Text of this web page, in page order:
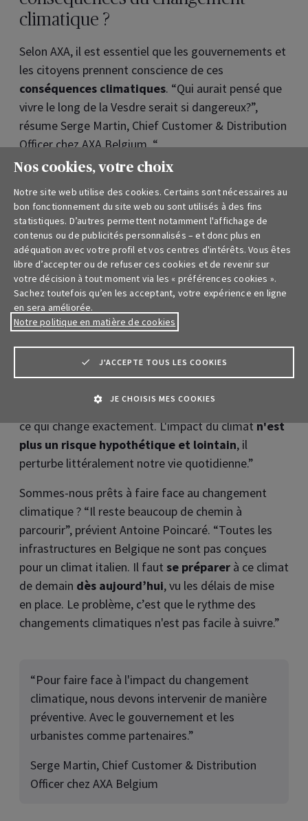
climatique ?
Selon AXA, il est essentiel que les gouvernements et
les citoyens prennent conscience de ces
conséquences climatiques. “Qui aurait pensé que
vivre le long de la Vesdre serait si dangereux?”,
résume Serge Martin, Chief Customer & Distribution
Officer chez AXA Belgium. “
AXA rend cet impact climatique plus concret grâce à
l'AXA Climate School, une plateforme
d'apprentissage en ligne sur le changement
climatique, développée avec des experts
internationaux. L'AXA Climate School est désormais
obligatoire pour les 3.000 employés d'AXA Belgium.
Et, en collaboration avec GoodPlanet Belgium, AXA
organise descours et des ateliers dans les écoles
secondaires.Les courtiers et les clients
“Si Namur évolue vers le climat de Bordeaux, cela
Serge Martin. “Mais tout le monde doit comprendre
ce qui change exactement. L'impact du climatn'est
plus un risque hypothétique et lointain, il
perturbe littéralement notre vie quotidienne.”
Sommes-nous prêts à faire face au changement
climatique ? “Il reste beaucoup de chemin à
parcourir”, prévient Antoine Poincaré. “Toutes les
infrastructures en Belgique ne sont pas conçues
pour un climat italien. Il faut se préparer à ce climat
de demain dès aujourd’hui, vu les délais de mise
en place. Le problème, c’est que le rythme des
changements climatiques n'est pas facile à suivre.”
“Pour faire face à l'impact du changement
climatique, nous devons intervenir de manière
préventive. Avec le gouvernement et les
urbanistes comme partenaires.”
Serge Martin, Chief Customer & Distribution
Officer chez AXA Belgium
Nos cookies, votre choix
Notre site web utilise des cookies. Certains sont nécessaires au
bon fonctionnement du site web ou sont utilisés à des fins
statistiques. D’autres permettent notamment l'affichage de
contenus ou de publicités personnalisés – et donc plus en
adéquation avec votre profil et vos centres d'intérêts. Vous êtes
libre d’accepter ou de refuser ces cookies et de revenir sur
votre décision à tout moment via les « préférences cookies ».
Sachez toutefois qu’en les acceptant, votre expérience en ligne
en sera améliorée.
Notre politique en matière de cookies
J'ACCEPTE TOUS LES COOKIES
JE CHOISIS MES COOKIES